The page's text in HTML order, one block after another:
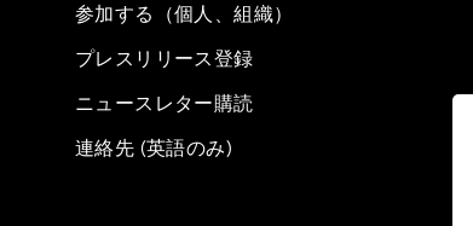
参加する（個人、組織）
プレスリリース登録
ニュースレター購読
連絡先 (英語のみ)